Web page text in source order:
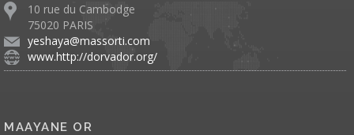
10 rue du Cambodge
75020 PARIS
yeshaya@massorti.com
www.http://dorvador.org/
MAAYANE OR